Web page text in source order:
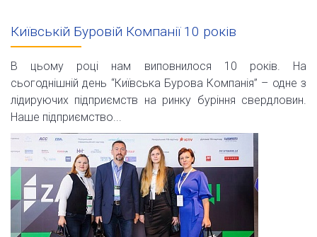
Київській Буровій Компанії 10 років
В цьому році нам виповнилося 10 років. На
сьогоднішній день “Київська Бурова Компанія” – одне з
лідируючих підприємств на ринку буріння свердловин.
Наше підприємство...